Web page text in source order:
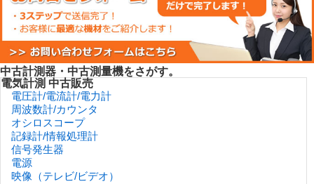
中古計測器・中古測量機をさがす。
電気計測 中古販売
電圧計/電流計/電力計
周波数計/カウンタ
オシロスコープ
記録計/情報処理計
信号発生器
電源
映像（テレビ/ビデオ）